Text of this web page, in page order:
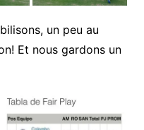
un peu au
Et nous gardons un